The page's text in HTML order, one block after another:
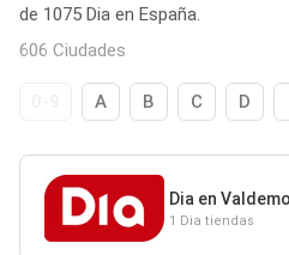
de 1075 Dia en España.
606 Ciudades
A B C D
Dia en
1 Dia tiendas